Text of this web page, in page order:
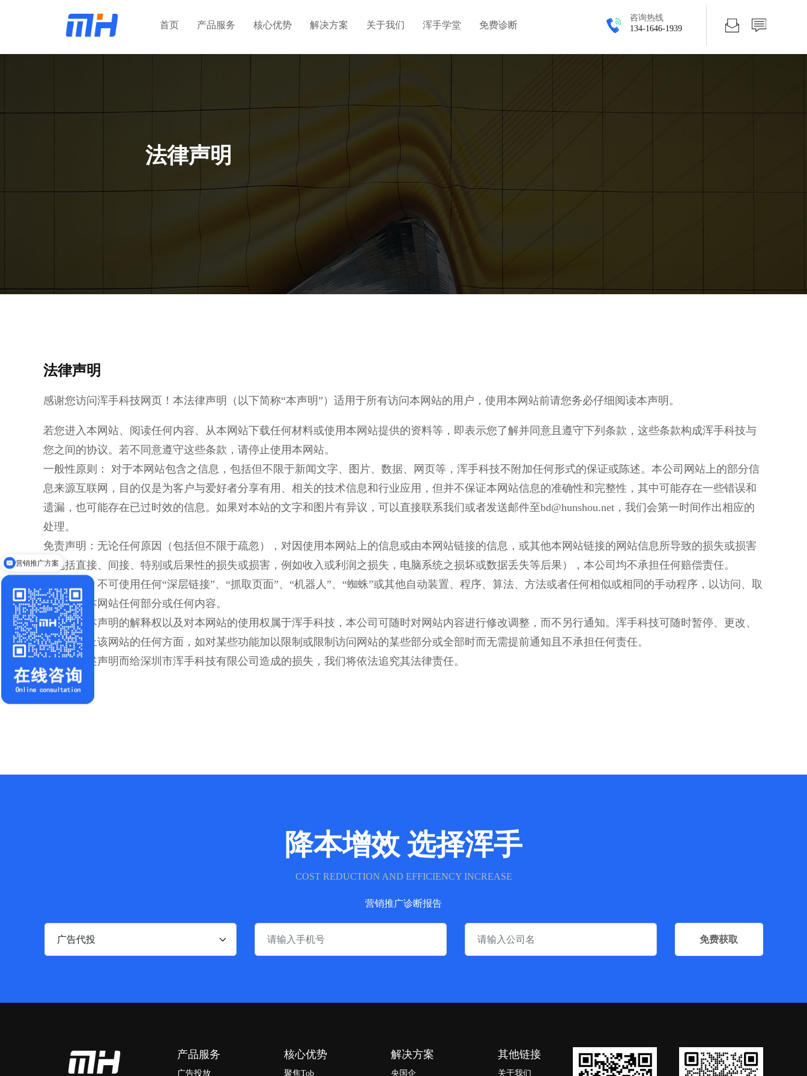
首页 产品服务 核心优势 解决方案 关于我们 浑手学堂 免费诊断
咨询热线
134-1646-1939
法律声明
法律声明
感谢您访问浑手科技网页！本法律声明（以下简称“本声明”）适用于所有访问本网站的用户，使用本网站前请您务必仔细阅读本声明。
若您进入本网站、阅读任何内容、从本网站下载任何材料或使用本网站提供的资料等，即表示您了解并同意且遵守下列条款，这些条款构成浑手科技与
您之间的协议。若不同意遵守这些条款，请停止使用本网站。
一般性原则： 对于本网站包含之信息，包括但不限于新闻文字、图片、数据、网页等，浑手科技不附加任何形式的保证或陈述。本公司网站上的部分信
息来源互联网，目的仅是为客户与爱好者分享有用、相关的技术信息和行业应用，但并不保证本网站信息的准确性和完整性，其中可能存在一些错误和
遗漏，也可能存在已过时效的信息。如果对本站的文字和图片有异议，可以直接联系我们或者发送邮件至bd@hunshou.net，我们会第一时间作出相应的
处理。
免责声明：无论任何原因（包括但不限于疏忽），对因使用本网站上的信息或由本网站链接的信息，或其他本网站链接的网站信息所导致的损失或损害
（包括直接、间接、特别或后果性的损失或损害，例如收入或利润之损失，电脑系统之损坏或数据丢失等后果），本公司均不承担任何赔偿责任。
隐私保护：不可使用任何“深层链接”、“抓取页面”、“机器人”、“蜘蛛”或其他自动装置、程序、算法、方法或者任何相似或相同的手动程序，以访问、取
得、复制本网站任何部分或任何内容。
解释权：本声明的解释权以及对本网站的使用权属于浑手科技，本公司可随时对网站内容进行修改调整，而不另行通知。浑手科技可随时暂停、更改、
中止或终止该网站的任何方面，如对某些功能加以限制或限制访问网站的某些部分或全部时而无需提前通知且不承担任何责任。
若违反上述声明而给深圳市浑手科技有限公司造成的损失，我们将依法追究其法律责任。
降本增效 选择浑手
COST REDUCTION AND EFFICIENCY INCREASE
营销推广诊断报告
免费获取
产品服务
广告投放
核心优势
聚焦Tob
解决方案
央国企
其他链接
关于我们
营销推广方案